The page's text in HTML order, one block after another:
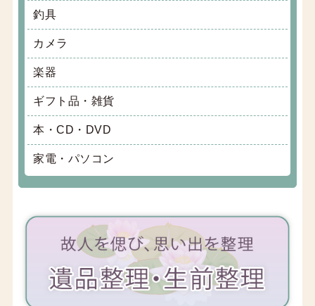
釣具
カメラ
楽器
ギフト品・雑貨
本・CD・DVD
家電・パソコン